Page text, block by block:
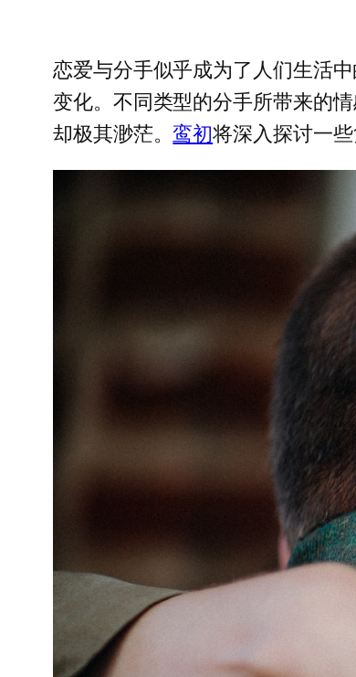
恋爱与分手似乎成为了人们生活
变化。不同类型的分手所带来的
却极其渺茫。鸾初将深入探讨一